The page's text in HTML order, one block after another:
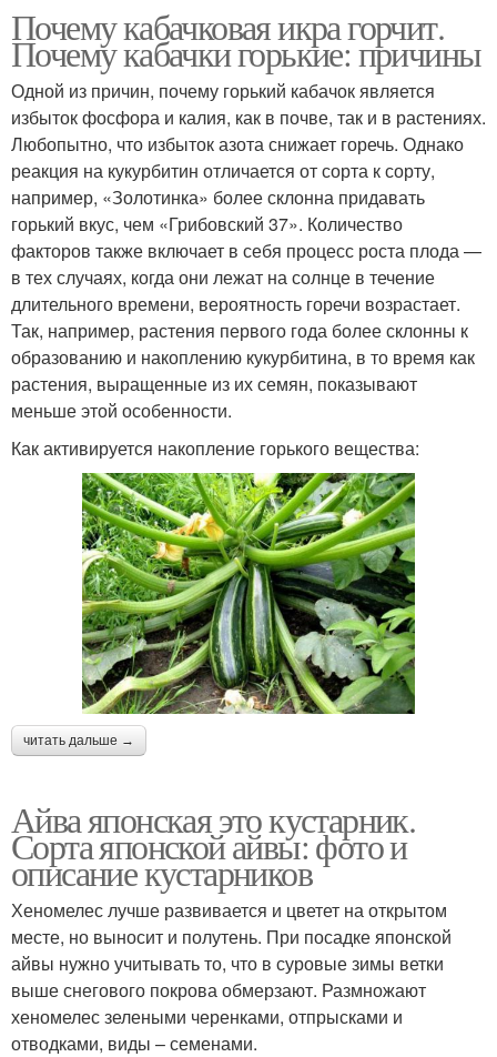
Почему кабачковая икра горчит.
Почему кабачки горькие: причины
Одной из причин, почему горький кабачок является
избыток фосфора и калия, как в почве, так и в растениях.
Любопытно, что избыток азота снижает горечь. Однако
реакция на кукурбитин отличается от сорта к сорту,
например, «Золотинка» более склонна придавать
горький вкус, чем «Грибовский 37». Количество
факторов также включает в себя процесс роста плода —
в тех случаях, когда они лежат на солнце в течение
длительного времени, вероятность горечи возрастает.
Так, например, растения первого года более склонны к
образованию и накоплению кукурбитина, в то время как
растения, выращенные из их семян, показывают
меньше этой особенности.
Как активируется накопление горького вещества:
читать дальше →
Айва японская это кустарник.
Сорта японской айвы: фото и
описание кустарников
Хеномелес лучше развивается и цветет на открытом
месте, но выносит и полутень. При посадке японской
айвы нужно учитывать то, что в суровые зимы ветки
выше снегового покрова обмерзают. Размножают
хеномелес зелеными черенками, отпрысками и
отводками, виды – семенами.